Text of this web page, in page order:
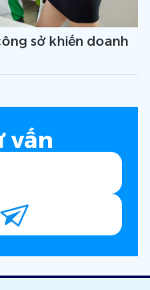
sở khiến doanh
vấn